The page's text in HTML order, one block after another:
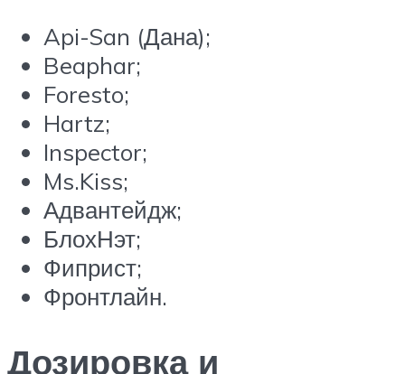
Api-San (Дана);
Beaphar;
Foresto;
Hartz;
Inspector;
Ms.Kiss;
Адвантейдж;
БлохНэт;
Фиприст;
Фронтлайн.
Дозировка и